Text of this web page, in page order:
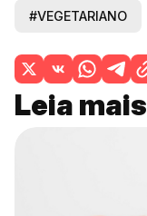
#VEGETARIANO
Leia mais